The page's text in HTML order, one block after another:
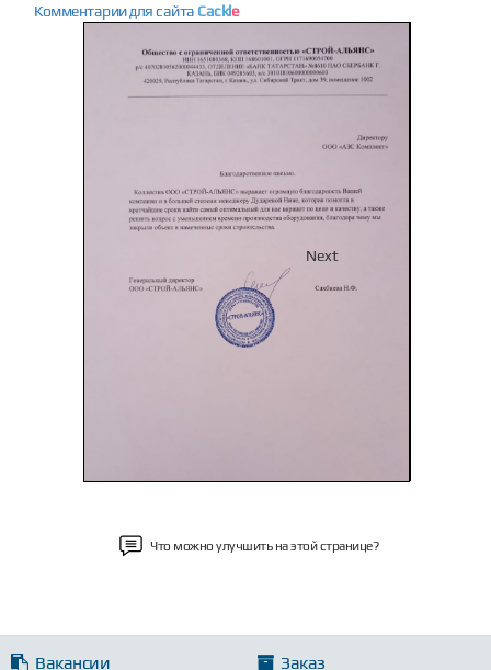
Комментарии для сайта Cackle
Next
Что можно улучшить на этой странице?
Вакансии Заказ